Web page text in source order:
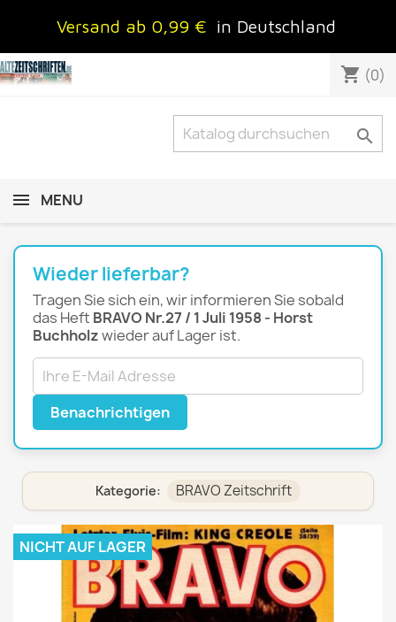
Versand ab 0,99 € in Deutschland
shopping_cart (0)

MENU
Wieder lieferbar?
Tragen Sie sich ein, wir informieren Sie sobald
das Heft BRAVO Nr.27 / 1 Juli 1958 - Horst
Buchholzwieder auf Lager ist.
Benachrichtigen
Kategorie: BRAVO Zeitschrift
NICHT AUF LAGER